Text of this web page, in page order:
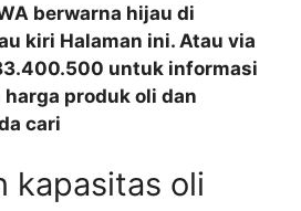
berwarna hijau di
kiri Halaman ini. Atau via
untuk informasi
produk oli dan
cari
kapasitas oli